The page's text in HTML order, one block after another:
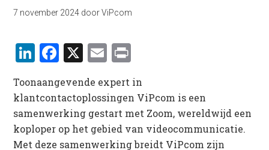
7 november 2024 doorViPcom
LinkedIn
Facebook
X Email
Toonaangevende expert in
klantcontactoplossingen ViPcom is een
samenwerking gestart met Zoom, wereldwijd een
koploper op het gebied van videocommunicatie.
Met deze samenwerking breidt ViPcom zijn